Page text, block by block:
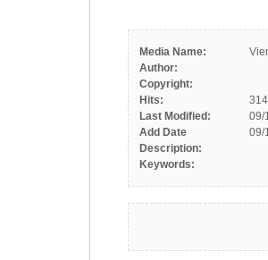
Media Name:
Author:
Copyright:
Hits:
Last Modified:
09/
Add Date
09/
Description:
Keywords: